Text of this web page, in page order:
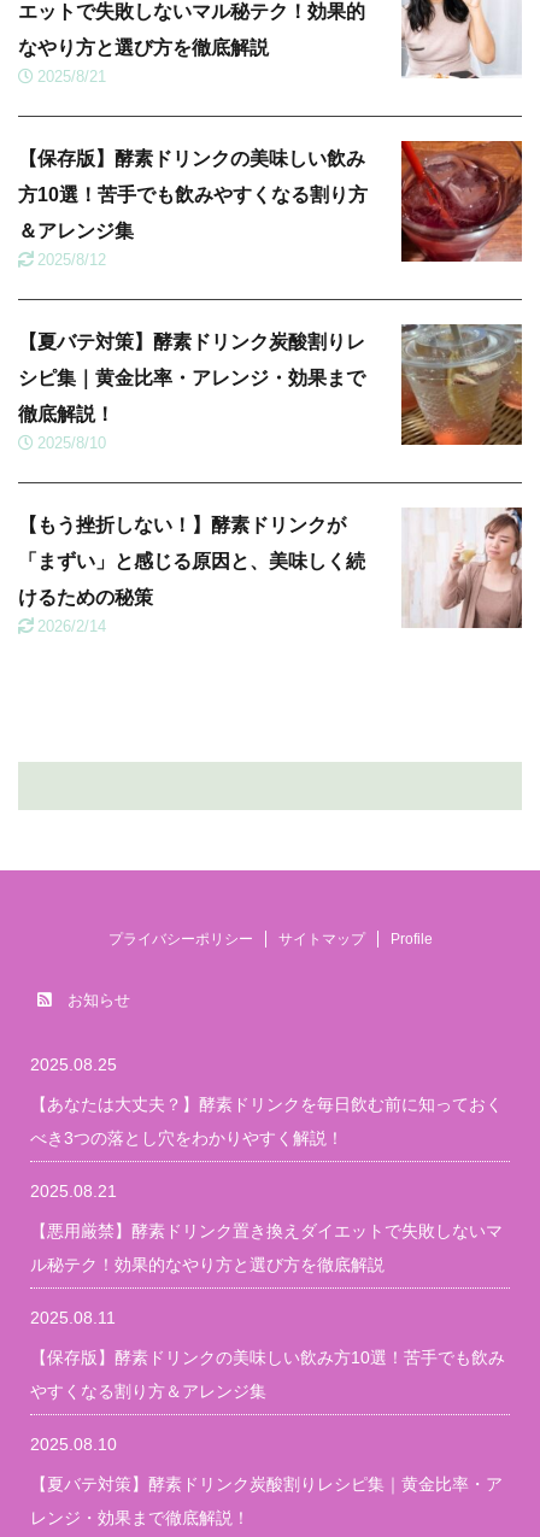
エットで失敗しないマル秘テク！効果的
なやり方と選び方を徹底解説
2025/8/21
【保存版】酵素ドリンクの美味しい飲み
方10選！苦手でも飲みやすくなる割り方
＆アレンジ集
2025/8/12
【夏バテ対策】酵素ドリンク炭酸割りレ
シピ集｜黄金比率・アレンジ・効果まで
徹底解説！
2025/8/10
【もう挫折しない！】酵素ドリンクが
「まずい」と感じる原因と、美味しく続
けるための秘策
2026/2/14
プライバシーポリシー サイトマップ Profile
お知らせ
2025.08.25
【あなたは大丈夫？】酵素ドリンクを毎日飲む前に知っておく
べき3つの落とし穴をわかりやすく解説！
2025.08.21
【悪用厳禁】酵素ドリンク置き換えダイエットで失敗しないマ
ル秘テク！効果的なやり方と選び方を徹底解説
2025.08.11
【保存版】酵素ドリンクの美味しい飲み方10選！苦手でも飲み
やすくなる割り方＆アレンジ集
2025.08.10
【夏バテ対策】酵素ドリンク炭酸割りレシピ集｜黄金比率・ア
レンジ・効果まで徹底解説！